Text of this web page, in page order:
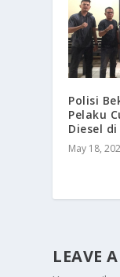
Polisi
Pelaku
Diesel
May 18,
LEAVE